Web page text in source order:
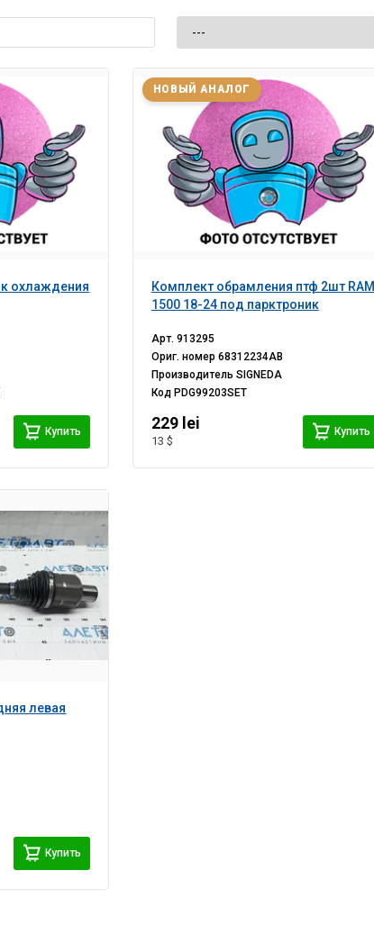
охлаждения
Купить
Комплект обрамления птф 2шт RAM
1500 18-24 под парктроник
НОВЫЙ АНАЛОГ
Арт. 913295
Ориг. номер 68312234AB
Производитель SIGNEDA
Код PDG99203SET
229 lei
13 $
Купить
левая
Купить